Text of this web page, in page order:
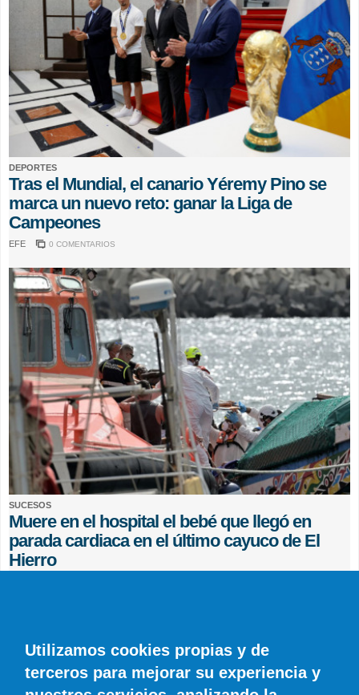
DEPORTES
Tras el Mundial, el canario Yéremy Pino se
marca un nuevo reto: ganar la Liga de
Campeones
EFE 0 COMENTARIOS
SUCESOS
Muere en el hospital el bebé que llegó en
parada cardiaca en el último cayuco de El
Hierro
Utilizamos cookies propias y de
terceros para mejorar su experiencia y